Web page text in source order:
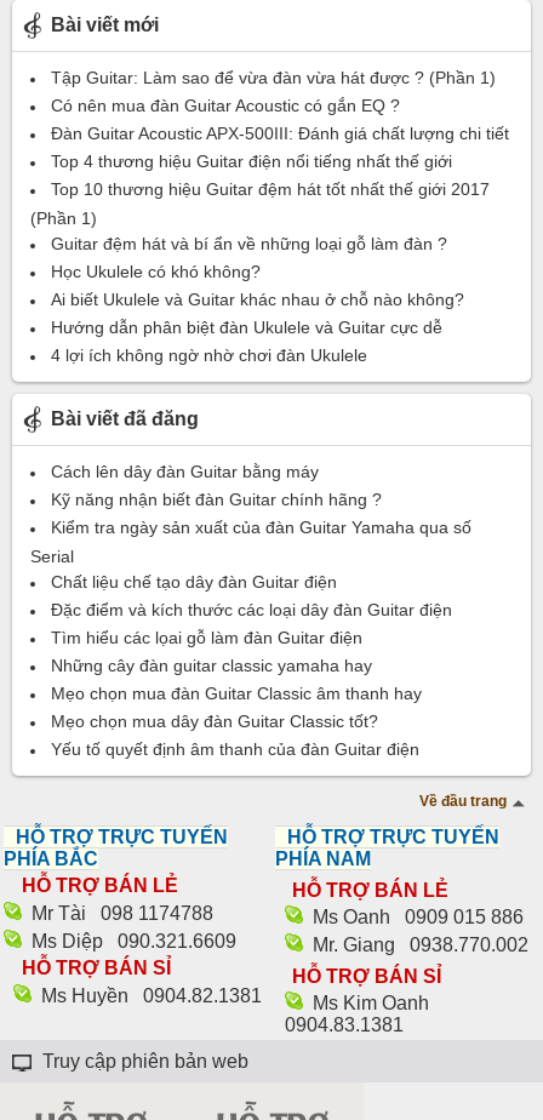
Bài viết mới
Tập Guitar: Làm sao để vừa đàn vừa hát được ? (Phần 1)
Có nên mua đàn Guitar Acoustic có gắn EQ ?
Đàn Guitar Acoustic APX-500III: Đánh giá chất lượng chi tiết
Top 4 thương hiệu Guitar điện nổi tiếng nhất thế giới
Top 10 thương hiệu Guitar đệm hát tốt nhất thế giới 2017
(Phần 1)
Guitar đệm hát và bí ẩn về những loại gỗ làm đàn ?
Học Ukulele có khó không?
Ai biết Ukulele và Guitar khác nhau ở chỗ nào không?
Hướng dẫn phân biệt đàn Ukulele và Guitar cực dễ
4 lợi ích không ngờ nhờ chơi đàn Ukulele
Bài viết đã đăng
Cách lên dây đàn Guitar bằng máy
Kỹ năng nhận biết đàn Guitar chính hãng ?
Kiểm tra ngày sản xuất của đàn Guitar Yamaha qua số
Serial
Chất liệu chế tạo dây đàn Guitar điện
Đặc điểm và kích thước các loại dây đàn Guitar điện
Tìm hiểu các lọai gỗ làm đàn Guitar điện
Những cây đàn guitar classic yamaha hay
Mẹo chọn mua đàn Guitar Classic âm thanh hay
Mẹo chọn mua dây đàn Guitar Classic tốt?
Yếu tố quyết định âm thanh của đàn Guitar điện
Về đầu trang
HỖ TRỢ TRỰC TUYẾN
PHÍA BẮC
HỖ TRỢ BÁN LẺ
Mr Tài
098 1174788‬
Ms Diệp
090.321.6609
HỖ TRỢ BÁN SỈ
Ms Huyền
0904.82.1381
HỖ TRỢ TRỰC TUYẾN
PHÍA NAM
HỖ TRỢ BÁN LẺ
Ms Oanh
0909 015 886
Mr. Giang
0938.770.002
HỖ TRỢ BÁN SỈ
Ms Kim Oanh
0904.83.1381
Truy cập phiên bản web